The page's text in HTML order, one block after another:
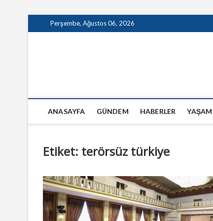
to
Perşembe, Ağustos 06, 2026
ANASAYFA GÜNDEM HABERLER YAŞAM
Etiket: terörsüz türkiye